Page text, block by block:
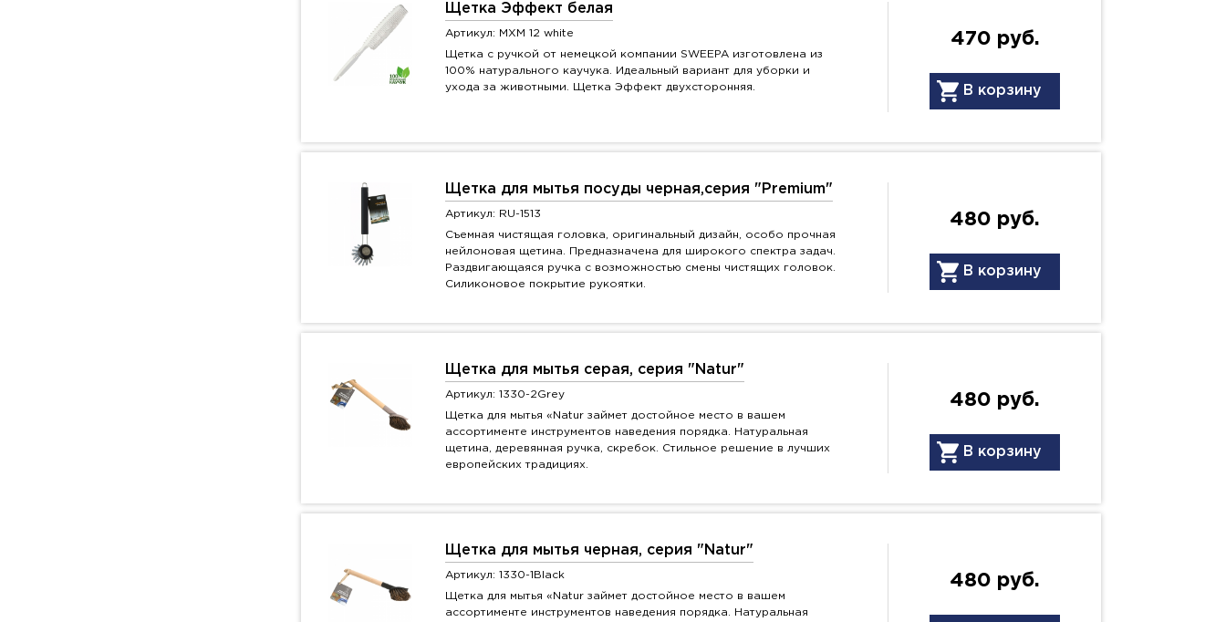
Щетка Эффект белая
Артикул: MXM 12 white
Щетка с ручкой от немецкой компании SWEEPA изготовлена из
100% натурального каучука. Идеальный вариант для уборки и
ухода за животными. Щетка Эффект двухсторонняя.
470 руб.
В корзину
Щетка для мытья посуды черная,серия "Premium"
Артикул: RU-1513
Съемная чистящая головка, оригинальный дизайн, особо прочная
нейлоновая щетина. Предназначена для широкого спектра задач.
Раздвигающаяся ручка с возможностью смены чистящих головок.
Силиконовое покрытие рукоятки.
480 руб.
В корзину
Щетка для мытья серая, серия "Natur"
Артикул: 1330-2Grey
Щетка для мытья «Natur займет достойное место в вашем
ассортименте инструментов наведения порядка. Натуральная
щетина, деревянная ручка, скребок. Стильное решение в лучших
европейских традициях.
480 руб.
В корзину
Щетка для мытья черная, серия "Natur"
Артикул: 1330-1Black
Щетка для мытья «Natur займет достойное место в вашем
ассортименте инструментов наведения порядка. Натуральная
480 руб.